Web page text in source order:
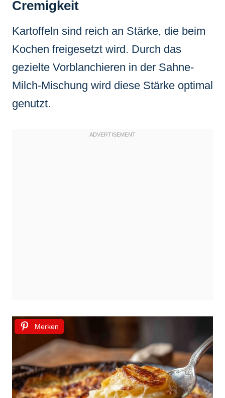
Cremigkeit
Kartoffeln sind reich an Stärke, die beim
Kochen freigesetzt wird. Durch das
gezielte Vorblanchieren in der Sahne-
Milch-Mischung wird diese Stärke optimal
genutzt.
Merken